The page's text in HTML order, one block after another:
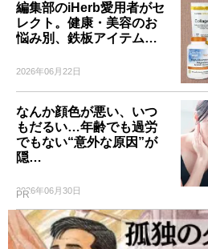
編集部のiHerb愛用者がセ
レクト。健康・美容のお
悩み別、鉄板アイテム…
2026年06月22日
なんか顔色が悪い、いつ
もだるい…年齢でも過労
でもない“意外な原因”が
隠…
2026年06月30日
PR